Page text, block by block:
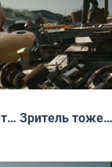
Зритель тоже…